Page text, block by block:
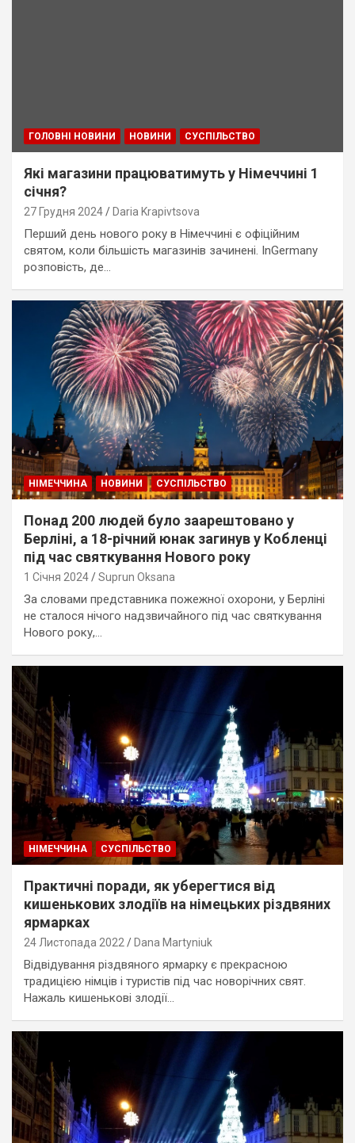
ГОЛОВНІ НОВИНИ НОВИНИ СУСПІЛЬСТВО
Які магазини працюватимуть у Німеччині 1
січня?
27 Грудня 2024 Daria Krapivtsova
Перший день нового року в Німеччині є офіційним
святом, коли більшість магазинів зачинені. InGermany
розповість, де…
НІМЕЧЧИНА НОВИНИ СУСПІЛЬСТВО
Понад 200 людей було заарештовано у
Берліні, а 18-річний юнак загинув у Кобленці
під час святкування Нового року
1 Січня 2024 Suprun Oksana
За словами представника пожежної охорони, у Берліні
не сталося нічого надзвичайного під час святкування
Нового року,…
НІМЕЧЧИНА СУСПІЛЬСТВО
Практичні поради, як уберегтися від
кишенькових злодіїв на німецьких різдвяних
ярмарках
24 Листопада 2022 Dana Martyniuk
Відвідування різдвяного ярмарку є прекрасною
традицією німців і туристів під час новорічних свят.
Нажаль кишенькові злодії…